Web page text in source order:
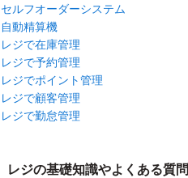
セルフオーダーシステム
自動精算機
レジで在庫管理
レジで予約管理
レジでポイント管理
レジで顧客管理
レジで勤怠管理
レジの基礎知識やよくある質問